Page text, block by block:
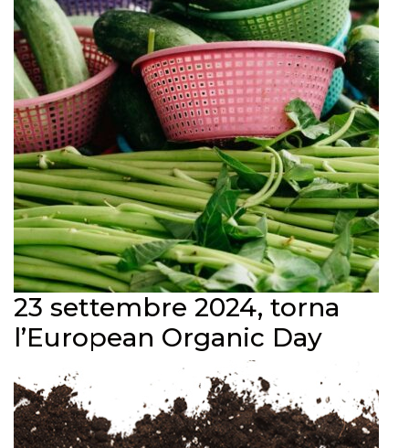
23 settembre 2024, torna
l’European Organic Day